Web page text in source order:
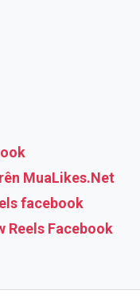
MuaLikes.Net
facebook
Reels Facebook